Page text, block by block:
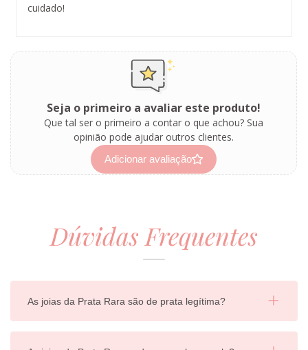
cuidado!
Seja o primeiro a avaliar este produto!
Que tal ser o primeiro a contar o que achou? Sua
opinião pode ajudar outros clientes.
Adicionar avaliação
Dúvidas Frequentes
As joias da Prata Rara são de prata legítima?